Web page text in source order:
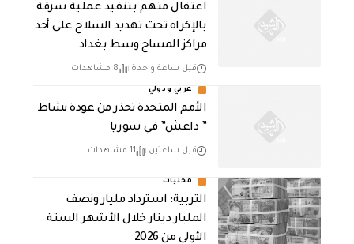
اعتقال متهم بتنفيذ عملية سرقة
بالإكراه تحت تهديد السلاح على أحد
مراكز المساج وسط بغداد
قبل ساعة واحدة 8 مشاهدات
عربي ودولي
الأمم المتحدة تحذر من عودة نشاط
” داعش” في سوريا
قبل ساعتين 11 مشاهدات
محليات
التربية: استرداد مليار ونصف
المليار دينار خلال الأشهر الستة
الأولى من 2026